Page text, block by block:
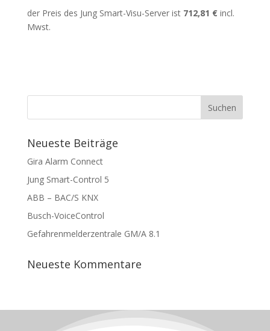
der Preis des Jung Smart-Visu-Server ist 712,81 €incl.
Mwst.
Neueste Beiträge
Gira Alarm Connect
Jung Smart-Control 5
ABB – BAC/S KNX
Busch-VoiceControl
Gefahrenmelderzentrale GM/A 8.1
Neueste Kommentare